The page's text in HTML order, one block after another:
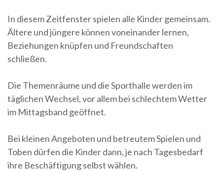
In diesem Zeitfenster spielen alle Kinder gemeinsam.
Ältere und jüngere können voneinander lernen,
Beziehungen knüpfen und Freundschaften
schließen.
Die Themenräume und die Sporthalle werden im
täglichen Wechsel, vor allem bei schlechtem Wetter
im Mittagsband geöffnet.
Bei kleinen Angeboten und betreutem Spielen und
Toben dürfen die Kinder dann, je nach Tagesbedarf
ihre Beschäftigung selbst wählen.